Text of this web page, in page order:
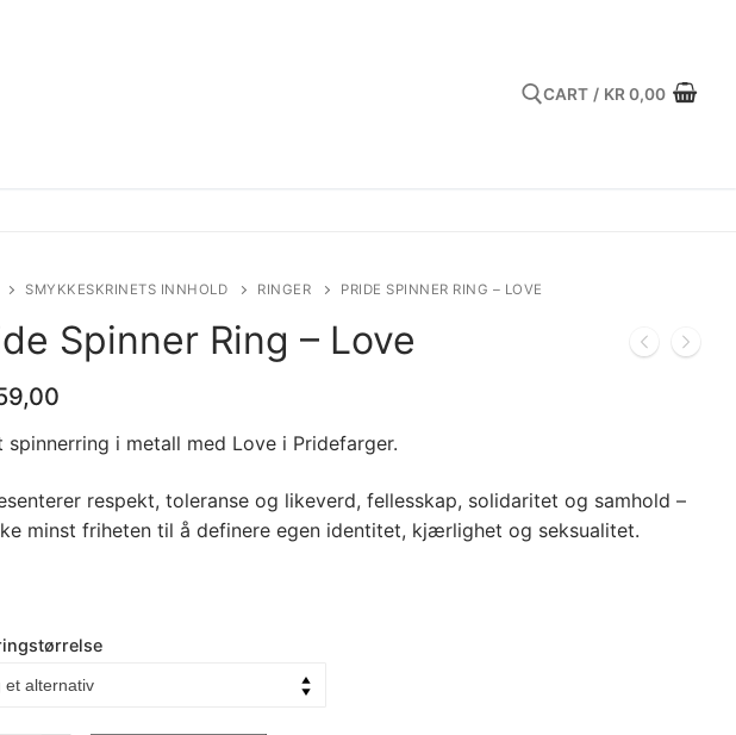
CART / KR 0,00
SMYKKESKRINETS INNHOLD RINGER PRIDE SPINNER RING – LOVE
Spinner Ring – Love
spinnerring i metall med Love i Pridefarger.
respekt, toleranse og likeverd, fellesskap, solidaritet og samhold –
minst friheten til å definere egen identitet, kjærlighet og seksualitet.